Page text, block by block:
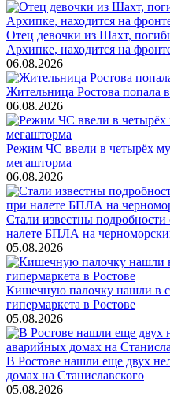
Отец девочки из Шахт,
Архипке, находится на
06.08.2026
Жительница Ростова попала
06.08.2026
Режим ЧС ввели в четырёх
мегашторма
06.08.2026
Стали известны
налете БПЛА на
05.08.2026
Кишечную палочку нашли в
гипермаркета в Ростове
05.08.2026
В Ростове нашли еще двух
домах на Станиславского
05.08.2026